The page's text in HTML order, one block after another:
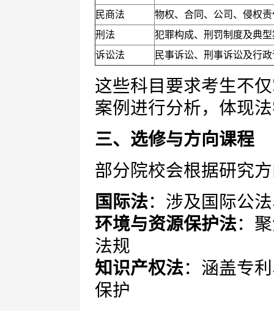
民商法
物权、合同、公司、侵权
刑法
犯罪构成、刑罚制度及典
诉讼法
民事诉讼、刑事诉讼及行
这些科目要求考生不
案例进行分析，体现
三、选修与方向课程
部分院校会根据研究
国际法：涉及国际公
环境与资源保护法：
法规
知识产权法：涵盖专
保护